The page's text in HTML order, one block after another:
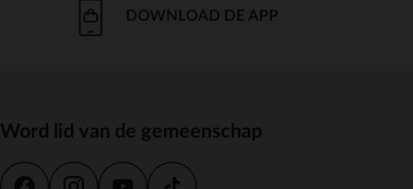
DOWNLOAD DE APP
Word lid van de gemeenschap